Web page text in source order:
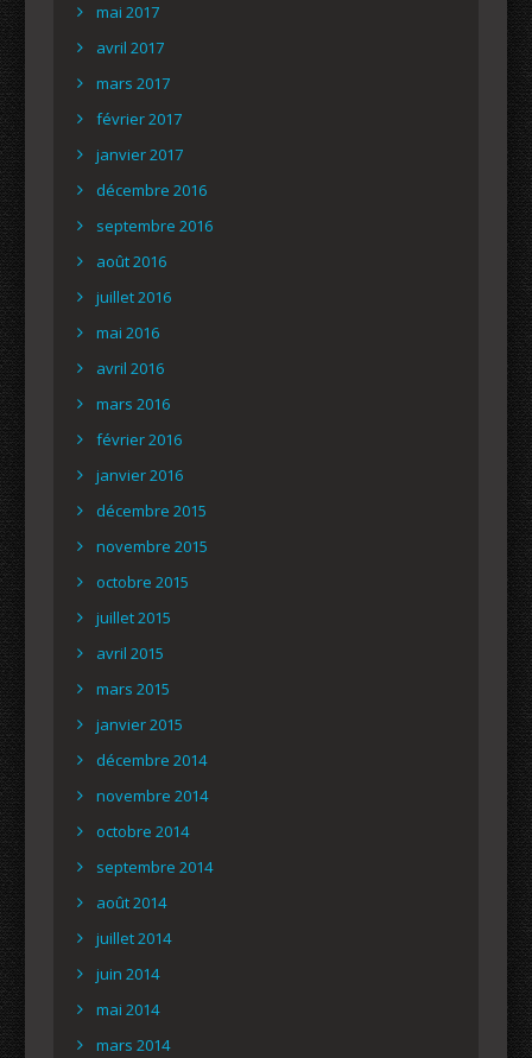
mai 2017
avril 2017
mars 2017
février 2017
janvier 2017
décembre 2016
septembre 2016
août 2016
juillet 2016
mai 2016
avril 2016
mars 2016
février 2016
janvier 2016
décembre 2015
novembre 2015
octobre 2015
juillet 2015
avril 2015
mars 2015
janvier 2015
décembre 2014
novembre 2014
octobre 2014
septembre 2014
août 2014
juillet 2014
juin 2014
mai 2014
mars 2014